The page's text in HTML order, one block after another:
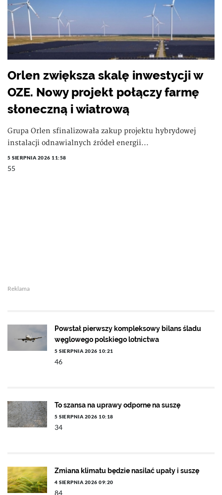
Orlen zwiększa skalę inwestycji w
OZE. Nowy projekt połączy farmę
słoneczną i wiatrową
Grupa Orlen sfinalizowała zakup projektu hybrydowej
instalacji odnawialnych źródeł energii...
5 SIERPNIA 2026 11:58
55
Reklama
Powstał pierwszy kompleksowy bilans śladu
węglowego polskiego lotnictwa
5 SIERPNIA 2026 10:21
46
To szansa na uprawy odporne na suszę
5 SIERPNIA 2026 10:18
34
Zmiana klimatu będzie nasilać upały i suszę
4 SIERPNIA 2026 09:20
84